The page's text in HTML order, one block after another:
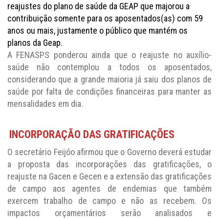
reajustes do plano de saúde da GEAP que majorou a
contribuição somente para os aposentados(as) com 59
anos ou mais, justamente o público que mantém os
planos da Geap.
A FENASPS ponderou ainda que o reajuste no auxílio-
saúde não contemplou a todos os aposentados,
considerando que a grande maioria já saiu dos planos de
saúde por falta de condições financeiras para manter as
mensalidades em dia.
INCORPORAÇÃO DAS GRATIFICAÇÕES
O secretário Feijóo afirmou que o Governo deverá estudar
a proposta das incorporações das gratificações, o
reajuste na Gacen e Gecen e a extensão das gratificações
de campo aos agentes de endemias que também
exercem trabalho de campo e não as recebem. Os
impactos orçamentários serão analisados e